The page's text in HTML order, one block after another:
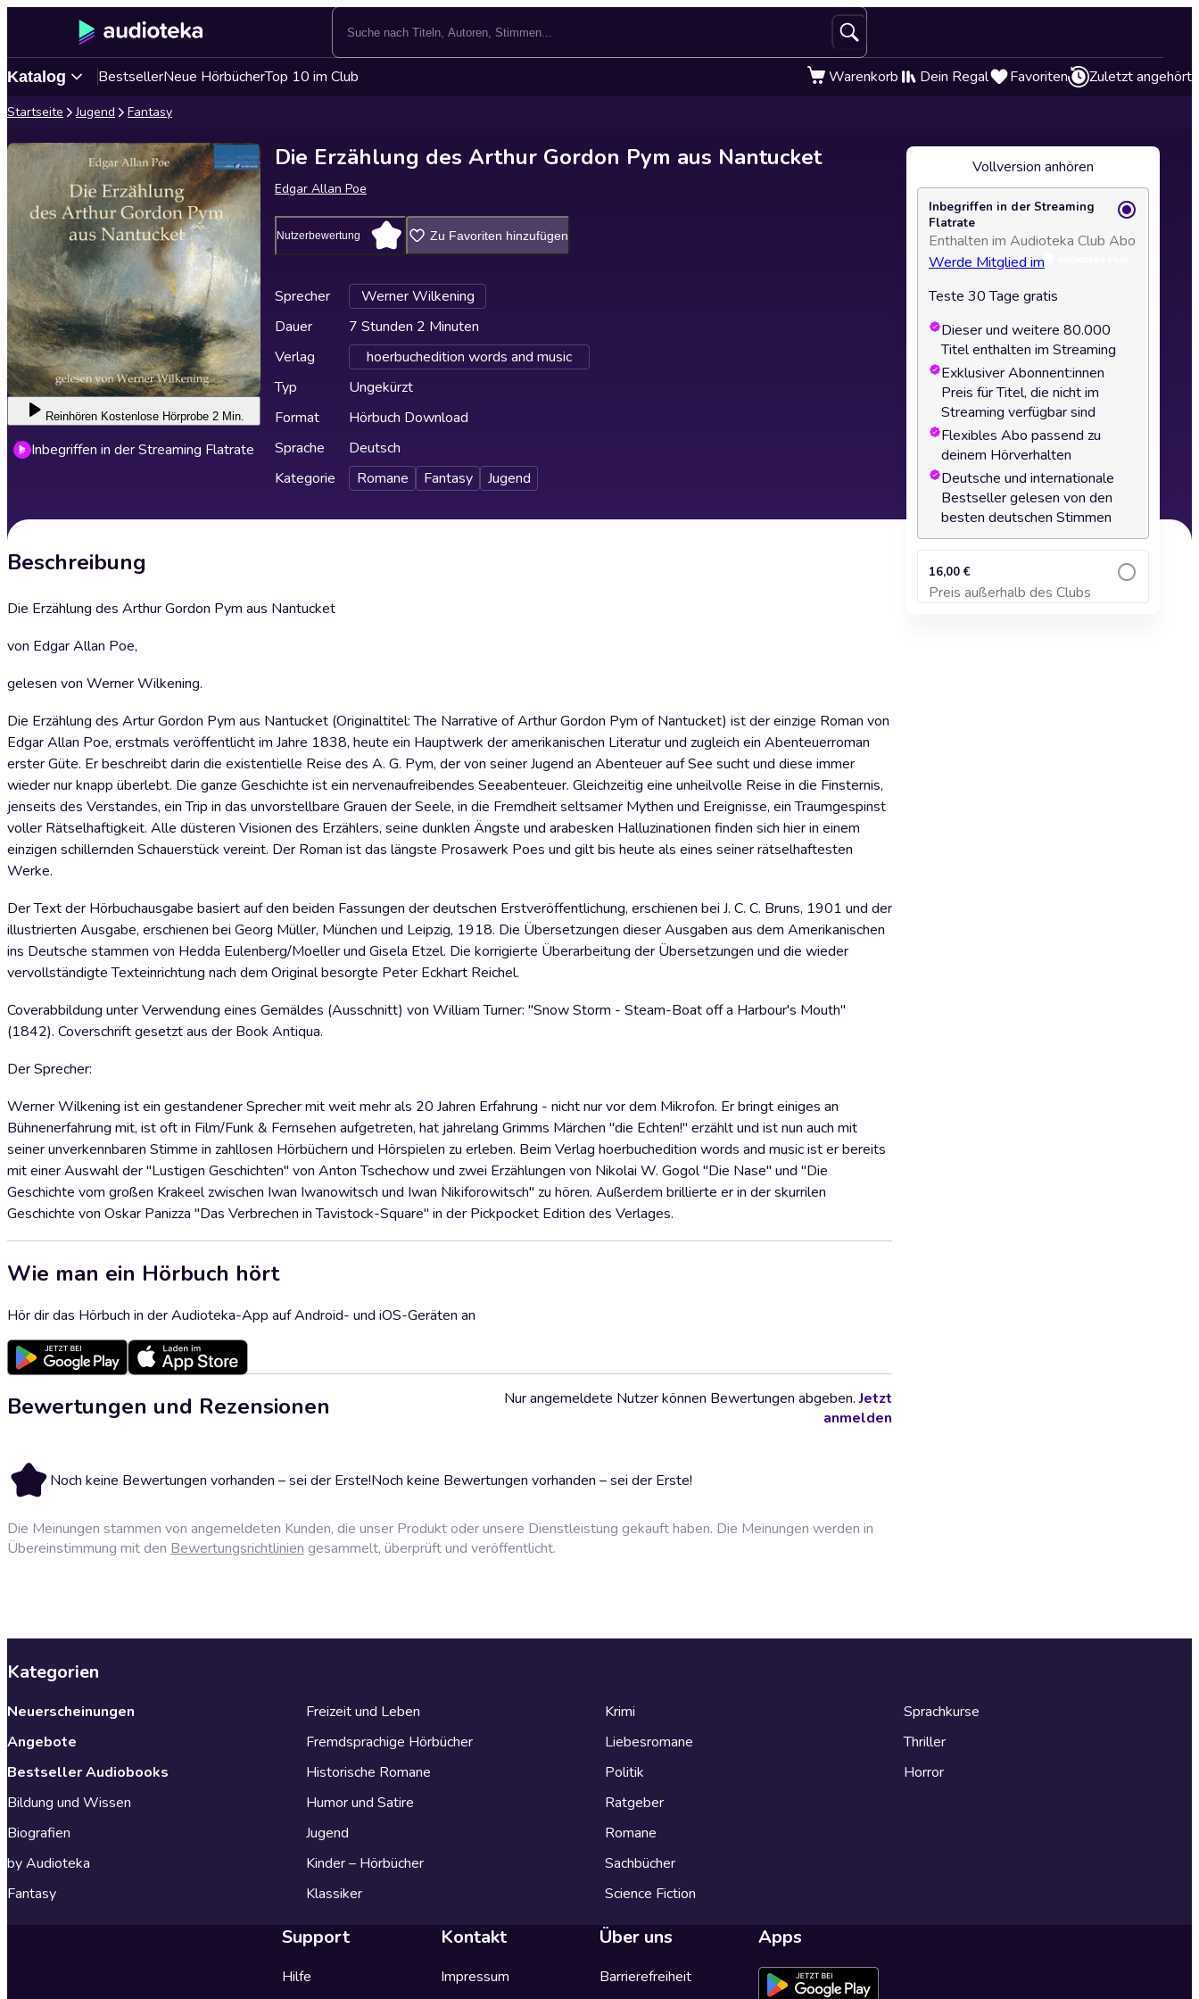
Katalog BestsellerNeue HörbücherTop 10 im Club Warenkorb Dein Regal Favoriten Zuletzt angehört
Startseite Jugend Fantasy
Reinhören Kostenlose Hörprobe 2 Min.
Inbegriffen in der Streaming Flatrate
Die Erzählung des Arthur Gordon Pym aus Nantucket
Edgar Allan Poe
Nutzerbewertung Zu Favoriten hinzufügen
Sprecher
Werner Wilkening
Dauer
7 Stunden 2 Minuten
Verlag
hoerbuchedition words and music
Typ
Ungekürzt
Format
Hörbuch Download
Sprache
Deutsch
Kategorie
Romane Fantasy Jugend
Beschreibung
Die Erzählung des Arthur Gordon Pym aus Nantucket
von Edgar Allan Poe,
gelesen von Werner Wilkening.
Die Erzählung des Artur Gordon Pym aus Nantucket (Originaltitel: The Narrative of Arthur Gordon Pym of Nantucket) ist der einzige Roman von
Edgar Allan Poe, erstmals veröffentlicht im Jahre 1838, heute ein Hauptwerk der amerikanischen Literatur und zugleich ein Abenteuerroman
erster Güte. Er beschreibt darin die existentielle Reise des A. G. Pym, der von seiner Jugend an Abenteuer auf See sucht und diese immer
wieder nur knapp überlebt. Die ganze Geschichte ist ein nervenaufreibendes Seeabenteuer. Gleichzeitig eine unheilvolle Reise in die Finsternis,
jenseits des Verstandes, ein Trip in das unvorstellbare Grauen der Seele, in die Fremdheit seltsamer Mythen und Ereignisse, ein Traumgespinst
voller Rätselhaftigkeit. Alle düsteren Visionen des Erzählers, seine dunklen Ängste und arabesken Halluzinationen finden sich hier in einem
einzigen schillernden Schauerstück vereint. Der Roman ist das längste Prosawerk Poes und gilt bis heute als eines seiner rätselhaftesten
Werke.
Der Text der Hörbuchausgabe basiert auf den beiden Fassungen der deutschen Erstveröffentlichung, erschienen bei J. C. C. Bruns, 1901 und der
illustrierten Ausgabe, erschienen bei Georg Müller, München und Leipzig, 1918. Die Übersetzungen dieser Ausgaben aus dem Amerikanischen
ins Deutsche stammen von Hedda Eulenberg/Moeller und Gisela Etzel. Die korrigierte Überarbeitung der Übersetzungen und die wieder
vervollständigte Texteinrichtung nach dem Original besorgte Peter Eckhart Reichel.
Coverabbildung unter Verwendung eines Gemäldes (Ausschnitt) von William Turner: "Snow Storm - Steam-Boat off a Harbour's Mouth"
(1842). Coverschrift gesetzt aus der Book Antiqua.
Der Sprecher:
Werner Wilkening ist ein gestandener Sprecher mit weit mehr als 20 Jahren Erfahrung - nicht nur vor dem Mikrofon. Er bringt einiges an
Bühnenerfahrung mit, ist oft in Film/Funk & Fernsehen aufgetreten, hat jahrelang Grimms Märchen "die Echten!" erzählt und ist nun auch mit
seiner unverkennbaren Stimme in zahllosen Hörbüchern und Hörspielen zu erleben. Beim Verlag hoerbuchedition words and music ist er bereits
mit einer Auswahl der "Lustigen Geschichten" von Anton Tschechow und zwei Erzählungen von Nikolai W. Gogol "Die Nase" und "Die
Geschichte vom großen Krakeel zwischen Iwan Iwanowitsch und Iwan Nikiforowitsch" zu hören. Außerdem brillierte er in der skurrilen
Geschichte von Oskar Panizza "Das Verbrechen in Tavistock-Square" in der Pickpocket Edition des Verlages.
Wie man ein Hörbuch hört
Hör dir das Hörbuch in der Audioteka-App auf Android- und iOS-Geräten an
Bewertungen und Rezensionen
Noch keine Bewertungen vorhanden – sei der Erste!Noch keine Bewertungen vorhanden – sei der Erste!
Nur angemeldete Nutzer können Bewertungen abgeben.Jetzt
anmelden
Die Meinungen stammen von angemeldeten Kunden, die unser Produkt oder unsere Dienstleistung gekauft haben. Die Meinungen werden in
Übereinstimmung mit den Bewertungsrichtlinien gesammelt, überprüft und veröffentlicht.
Vollversion anhören
Inbegriffen in der Streaming
Flatrate
Enthalten im Audioteka Club Abo
Werde Mitglied im
Teste 30 Tage gratis
Dieser und weitere 80.000
Titel enthalten im Streaming
Exklusiver Abonnent:innen
Preis für Titel, die nicht im
Streaming verfügbar sind
Flexibles Abo passend zu
deinem Hörverhalten
Deutsche und internationale
Bestseller gelesen von den
besten deutschen Stimmen
16,00 €
Preis außerhalb des Clubs
Zum Warenkorb hinzufügen
Kategorien
Neuerscheinungen
Angebote
Bestseller Audiobooks
Bildung und Wissen
Biografien
by Audioteka
Fantasy
Freizeit und Leben
Fremdsprachige Hörbücher
Historische Romane
Humor und Satire
Jugend
Kinder – Hörbücher
Klassiker
Krimi
Liebesromane
Politik
Ratgeber
Romane
Sachbücher
Science Fiction
Sprachkurse
Thriller
Horror
Support
Hilfe
Kontakt
Impressum
Über uns
Barrierefreiheit
Apps